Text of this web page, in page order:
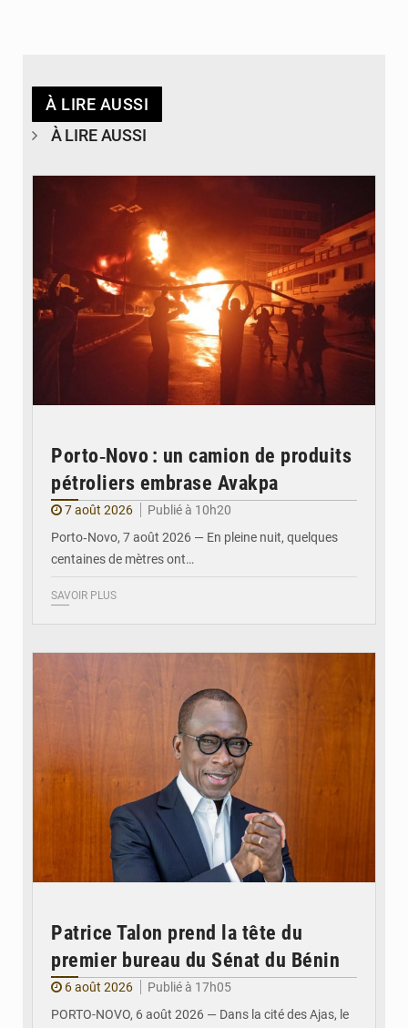
À LIRE AUSSI
À LIRE AUSSI
Porto‑Novo : un camion de produits
pétroliers embrase Avakpa
7 août 2026
Publié à 10h20
Porto‑Novo, 7 août 2026 — En pleine nuit, quelques
centaines de mètres ont…
SAVOIR PLUS
Patrice Talon prend la tête du
premier bureau du Sénat du Bénin
6 août 2026
Publié à 17h05
PORTO-NOVO, 6 août 2026 — Dans la cité des Ajas, le